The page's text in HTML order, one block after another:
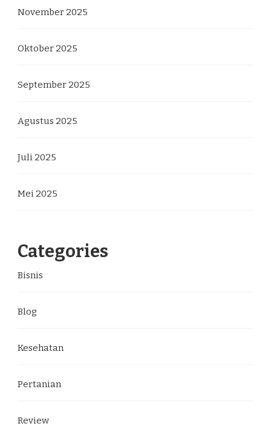
November 2025
Oktober 2025
September 2025
Agustus 2025
Juli 2025
Mei 2025
Categories
Bisnis
Blog
Kesehatan
Pertanian
Review